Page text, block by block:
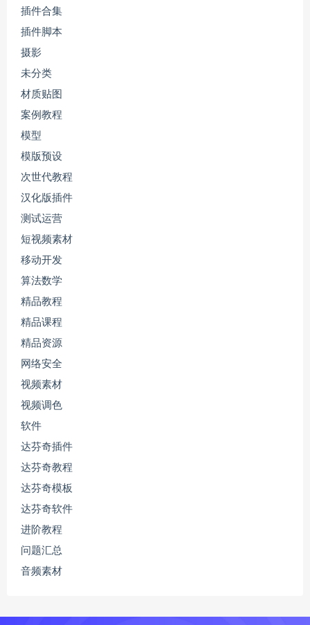
插件合集
插件脚本
摄影
未分类
材质贴图
案例教程
模型
模版预设
次世代教程
汉化版插件
测试运营
短视频素材
移动开发
算法数学
精品教程
精品课程
精品资源
网络安全
视频素材
视频调色
软件
达芬奇插件
达芬奇教程
达芬奇模板
达芬奇软件
进阶教程
问题汇总
音频素材